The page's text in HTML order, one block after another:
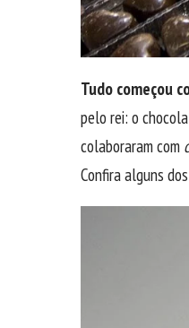
Tudo começou
pelo rei: o
colaboraram com
Confira alguns